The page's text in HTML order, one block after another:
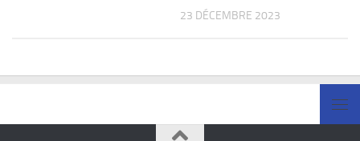
23 DÉCEMBRE 2023